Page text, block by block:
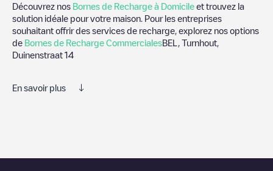
Découvrez nos Bornes de Recharge à Domicile et trouvez la
solution idéale pour votre maison. Pour les entreprises
souhaitant offrir des services de recharge, explorez nos options
de Bornes de Recharge CommercialesBEL, Turnhout,
Duinenstraat 14
En savoir plus